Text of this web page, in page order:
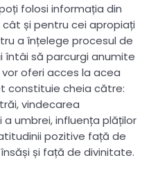
folosi informația din
și pentru cei apropiați
a înțelege procesul de
întâi să parcurgi anumite
oferi acces la acea
constituie cheia către:
vindecarea
umbrei, influența plăților
pozitive față de
și față de divinitate.